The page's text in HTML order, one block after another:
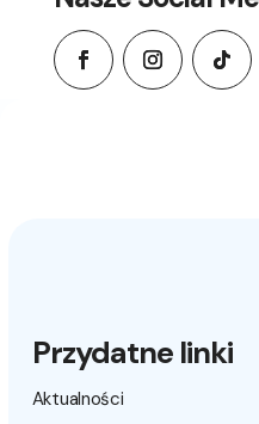
Przydatne linki
Aktualności